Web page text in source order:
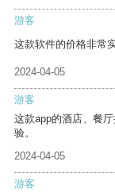
游客
这款软件的价格非常
2024-04-05
游客
这款app的酒店、餐
验。
2024-04-05
游客